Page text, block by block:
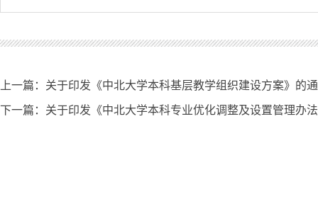
上一篇： 关于印发《中北大学本科基层教学组织建设方案》的
下一篇： 关于印发《中北大学本科专业优化调整及设置管理办